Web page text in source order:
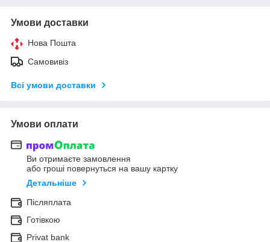
Умови доставки
Нова Пошта
Самовивіз
Всі умови доставки
Умови оплати
Ви отримаєте замовлення
або гроші повернуться на вашу картку
Детальніше
Післяплата
Готівкою
Privat bank